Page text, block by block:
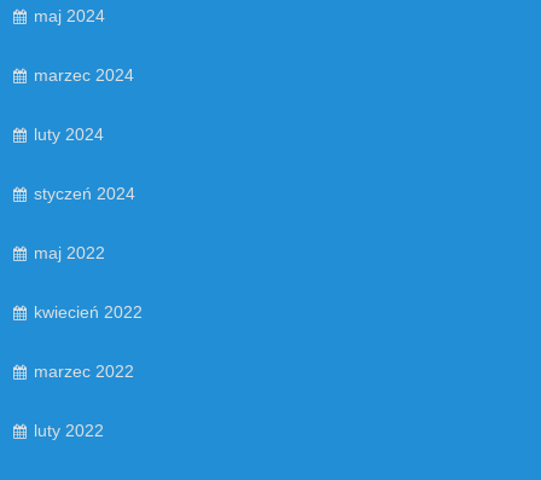
maj 2024
marzec 2024
luty 2024
styczeń 2024
maj 2022
kwiecień 2022
marzec 2022
luty 2022